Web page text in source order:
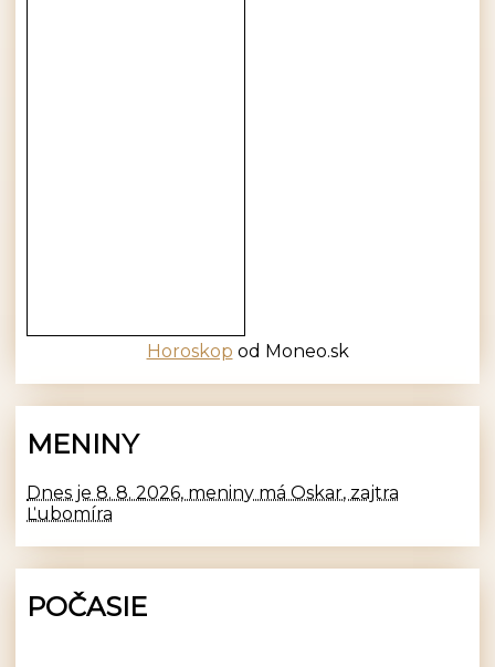
Horoskop od Moneo.sk
MENINY
Dnes je 8. 8. 2026, meniny má Oskar, zajtra
Ľubomíra
POČASIE